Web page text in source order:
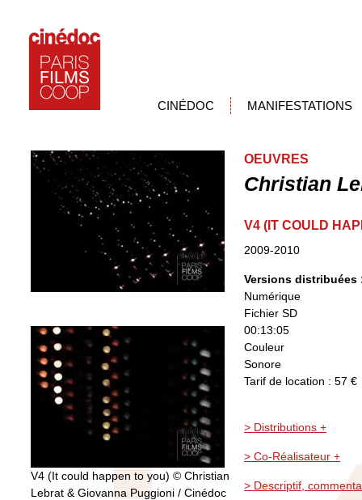
CINÉDOC MANIFESTATIONS
V4 (It could happen to you) © Christian
Lebrat & Giovanna Puggioni / Cinédoc
OEUVRES
Christian
V4 (IT COULD
2009-2010
Versions
Numérique
Fichier SD
00:13:05
Couleur
Sonore
Tarif de location : 57 €
> Distributions +
> Co-Réalisateur +
> Descriptif,